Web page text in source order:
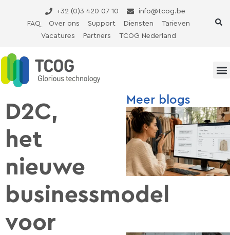
+32 (0)3 420 07 10
info@tcog.be
FAQ
Over ons Support Diensten
Tarieven
Vacatures
Partners TCOG Nederland
D2C,
het
nieuwe
businessmodel
voor
Meer blogs